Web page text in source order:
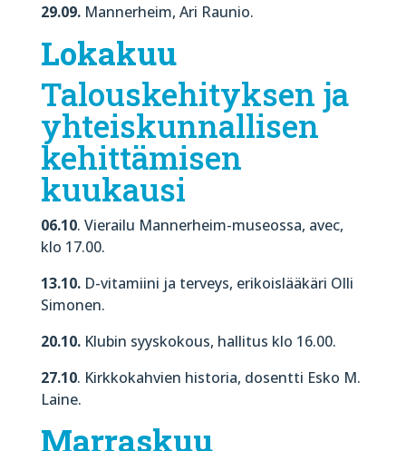
29.09. Mannerheim, Ari Raunio.
Lokakuu
Talouskehityksen ja
yhteiskunnallisen
kehittämisen
kuukausi
06.10. Vierailu Mannerheim-museossa, avec,
klo 17.00.
13.10. D-vitamiini ja terveys, erikoislääkäri Olli
Simonen.
20.10. Klubin syyskokous, hallitus klo 16.00.
27.10. Kirkkokahvien historia, dosentti Esko M.
Laine.
Marraskuu